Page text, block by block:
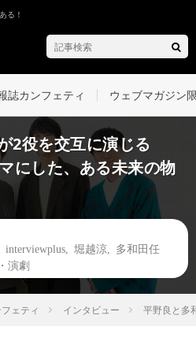
る！
誌カンフェティ ウェブマガジン
2役を交互に演じる
にした、ある未来の物
interviewplus 堀越涼
多和田任
演劇
ェティ インタビュー 平野良と多